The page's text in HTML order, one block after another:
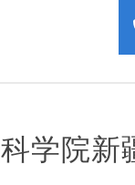
学院新